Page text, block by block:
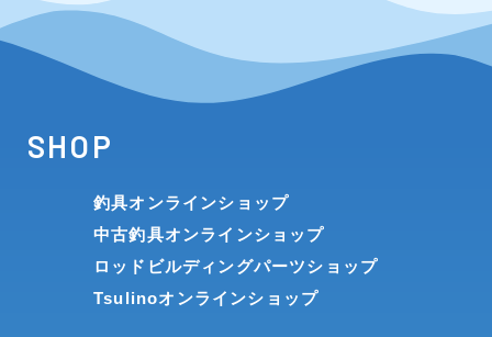
SHOP
釣具オンラインショップ
中古釣具オンラインショップ
ロッドビルディングパーツショップ
Tsulinoオンラインショップ